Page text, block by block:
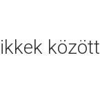
között